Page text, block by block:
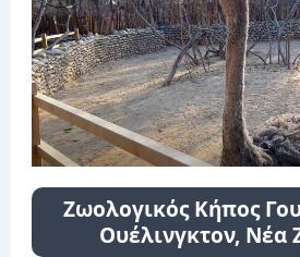
Ζωολογικός Κήπος
Ουέλινγκτον, Νέα